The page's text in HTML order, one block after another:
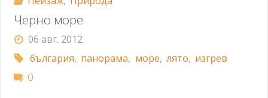
Черно море
06 авг. 2012
българия, панорама, море, лято, изгрев
0